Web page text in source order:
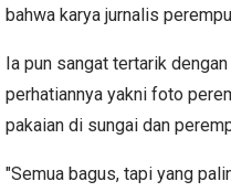
bahwa karya jurnalis
Ia pun sangat tertarik
perhatiannya yakni foto
pakaian di sungai dan
"Semua bagus, tapi yang